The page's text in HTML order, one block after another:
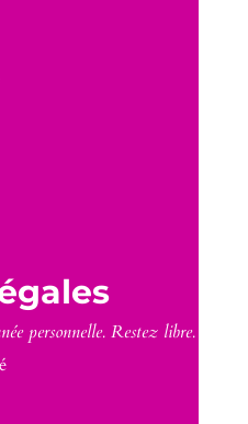
personnelle. Restez libre.